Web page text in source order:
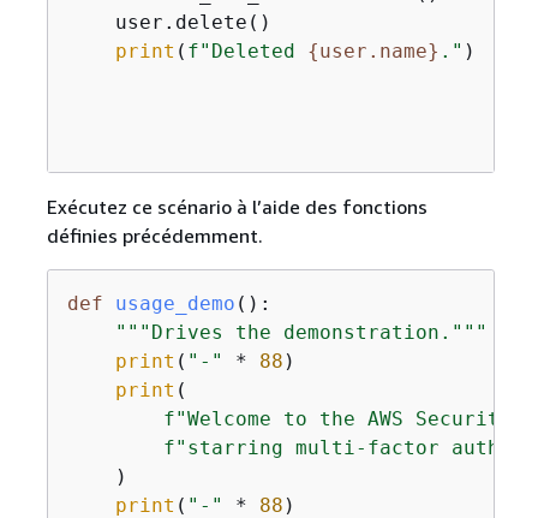
    user.delete()
print ( f"Deleted {user.name} ." )
Exécutez ce scénario à l’aide des fonctions
définies précédemment.
def usage_demo ():
"""Drives the demonstration."""
print ( "-" * 88 )
print (
f"Welcome to the AWS Security
f"starring multi-factor
    )
print ( "-" * 88 )